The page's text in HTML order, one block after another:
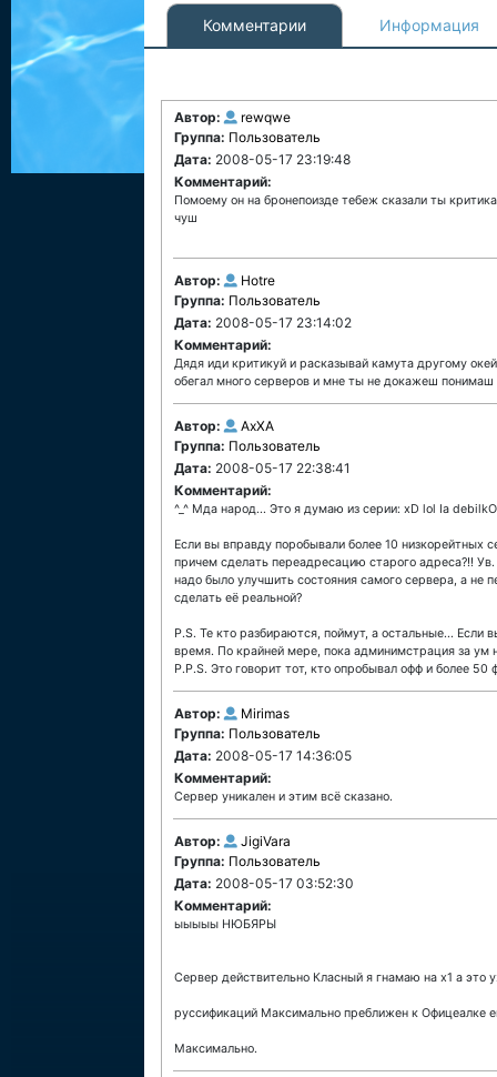
Комментарии Информация
Автор:
rewqwe
Группа: Пользователь
Дата: 2008-05-17 23:19:48
Комментарий:
Помоему он на бронепоизде тебеж сказали ты
чуш
Автор:
Hotre
Группа: Пользователь
Дата: 2008-05-17 23:14:02
Комментарий:
Дядя иди критикуй и расказывай камута другому
обегал много серверов и мне ты не докажеш понимаш
Автор:
AxXA
Группа: Пользователь
Дата: 2008-05-17 22:38:41
Комментарий:
^_^ Мда народ... Это я думаю из серии: xD lol Ia
Если вы вправду поробывали более 10
причем сделать переадресацию старого адреса?!!
надо было улучшить состояния самого сервера, а не
сделать её реальной?
P.S. Те кто разбираются, поймут, а остальные... Если
время. По крайней мере, пока админимстрация за ум
P.P.S. Это говорит тот, кто опробывал офф и более 50
Автор:
Mirimas
Группа: Пользователь
Дата: 2008-05-17 14:36:05
Комментарий:
Сервер уникален и этим всё сказано.
Автор:
JigiVara
Группа: Пользователь
Дата: 2008-05-17 03:52:30
Комментарий:
ыыыыы НЮБЯРЫ
Cервер действительно Класный я гнамаю на х1 а это
руссификаций Максимально преближен к Офицеалке
Максимально.